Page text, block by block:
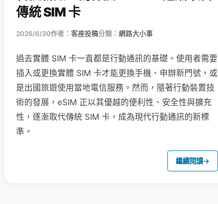
傳統 SIM 卡
2026/6/30作者： 客座投稿分類： 網路大小事
過去實體 SIM 卡一直都是行動通訊的基礎。使用者需要
插入或更換實體 SIM 卡才能更換手機、申辦新門號，或
是出國旅遊使用當地電信服務。然而，隨著行動裝置技
術的發展，eSIM 正以其優越的便利性、安全性與擴充
性，逐漸取代傳統 SIM 卡，成為現代行動通訊的新標
準。
繼續閱讀→